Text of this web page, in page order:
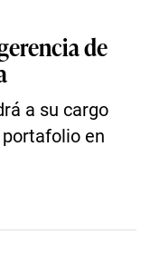
de
a su cargo
portafolio en